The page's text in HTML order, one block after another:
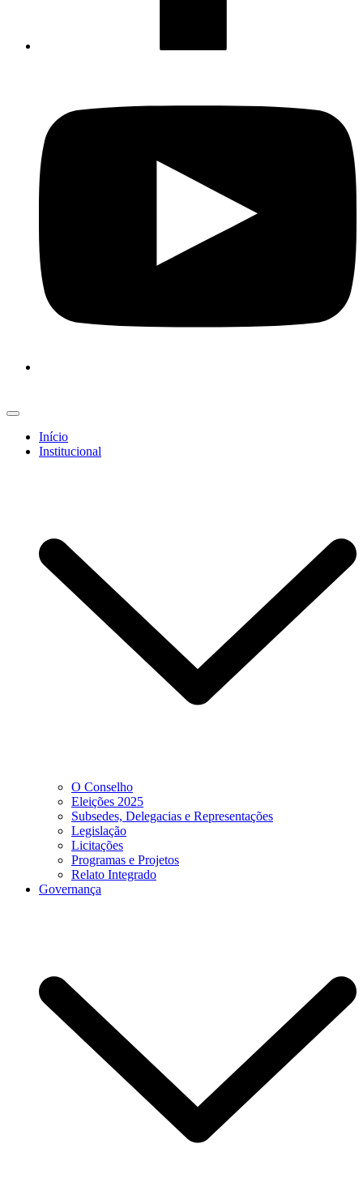
Início
Institucional
O Conselho
Eleições 2025
Subsedes, Delegacias e Representações
Legislação
Licitações
Programas e Projetos
Relato Integrado
Governança